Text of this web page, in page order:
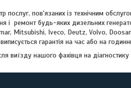
послуг, пов'язаних із технічним
і ремонт будь-яких дизельних
Mitsubishi, Iveco, Deutz, Volvo,
гарантія на час або на
виїзду нашого фахівця на